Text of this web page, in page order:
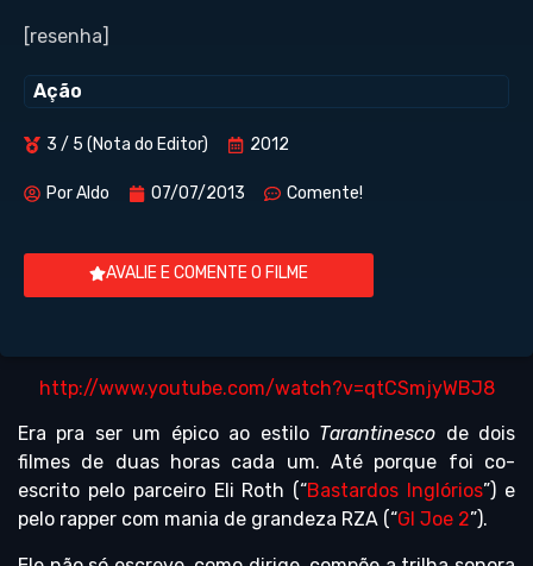
[resenha]
Ação
3 / 5 (Nota do Editor) 2012
PorAldo 07/07/2013 Comente!
AVALIE E COMENTE O FILME
http://www.youtube.com/watch?v=qtCSmjyWBJ8
Era pra ser um épico ao estilo Tarantinesco de dois
filmes de duas horas cada um. Até porque foi co-
escrito pelo parceiro Eli Roth (“Bastardos Inglórios”) e
pelo rapper com mania de grandeza RZA (“GI Joe 2”).